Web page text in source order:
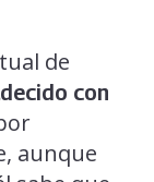
de
con
aunque